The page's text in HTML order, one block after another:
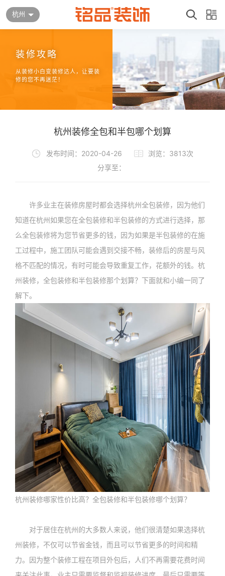
杭州
装修攻略
从装修小白变装修达人，让要装
修的您不再迷茫！
杭州装修全包和半包哪个划算
发布时间：2020-04-26
浏览：3813次
分享至：
许多业主在装修房屋时都会选择杭州全包装修，因为他们
知道在杭州如果您在全包装修和半包装修的方式进行选择，那
么全包装修将为您节省更多的钱，因为如果是半包装修的在施
工过程中，施工团队可能会遇到交接不畅，装修后的房屋与风
格不匹配的情况，有时可能会导致重复工作，花额外的钱。杭
州装修，全包装修和半包装修那个划算？下面就和小编一同了
解下。
杭州装修哪家性价比高？全包装修和半包装修哪个划算？
对于居住在杭州的大多数人来说，他们很清楚如果选择杭
州装修，不仅可以节省金钱，而且可以节省更多的时间和精
力。因为整个装修工程在项目外包后，人们不再需要花费时间